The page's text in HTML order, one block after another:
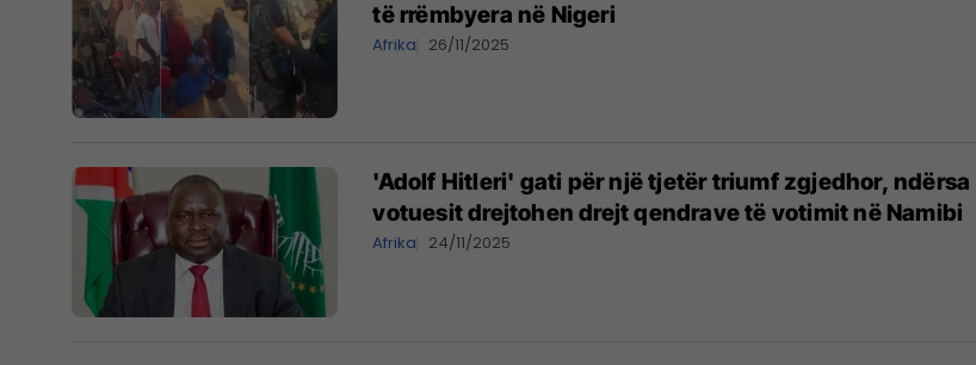
të rrëmbyera në Nigeri
Afrika 26/11/2025
'Adolf Hitleri' gati për një tjetër triumf zgjedhor, ndërsa
votuesit drejtohen drejt qendrave të votimit në Namibi
Afrika 24/11/2025